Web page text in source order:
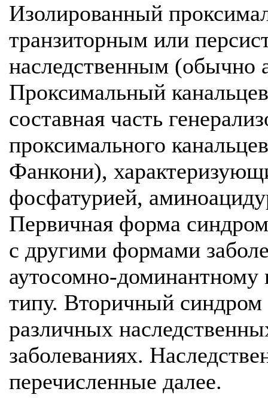
Изолированный
транзиторным или
наследственным (обычно
Проксимальный
составная часть
проксимального
Фанкони),
фосфатурией,
Первичная форма
с другими формами
аутосомно-доминантному
типу. Вторичный
различных
заболеваниях.
перечисленные далее.